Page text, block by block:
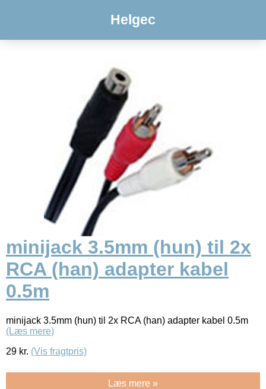
Helgec
minijack 3.5mm (hun) til 2x
RCA (han) adapter kabel
0.5m
minijack 3.5mm (hun) til 2x RCA (han) adapter kabel 0.5m
(Læs mere)
29 kr. (Vis fragtpris)
Læs mere »